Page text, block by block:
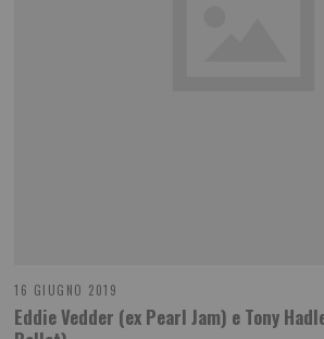
16 GIUGNO 2019
Eddie Vedder (ex Pearl Jam) e Tony